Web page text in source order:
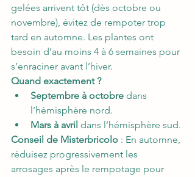
gelées arrivent tôt (dès octobre ou
novembre), évitez de rempoter trop
tard en automne. Les plantes ont
besoin d’au moins 4 à 6 semaines pour
s’enraciner avant l’hiver.
Quand exactement ?
Septembre à octobre dans
l’hémisphère nord.
Mars à avril dans l’hémisphère sud.
Conseil de Misterbricolo : En automne,
réduisez progressivement les
arrosages après le rempotage pour